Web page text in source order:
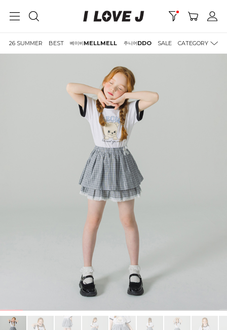
26 SUMMER BEST 베이비MELLMELL 주니어DDO SALE CATEGORY